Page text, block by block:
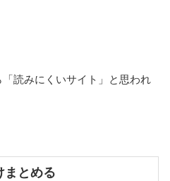
読みにくいサイト」と思われ
まとめる